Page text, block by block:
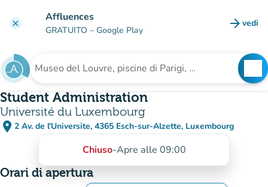
clear Affluences
GRATUITO – Google Play arrow_forward vedi
Cerca una struttura
Student Administration
Université du Luxembourg
place 2 Av. de l'Universite, 4365 Esch-sur-Alzette, Luxembourg
(apri in Google Maps)
(nuova scheda)
Chiuso-Apre alle 09:00
Orari di apertura